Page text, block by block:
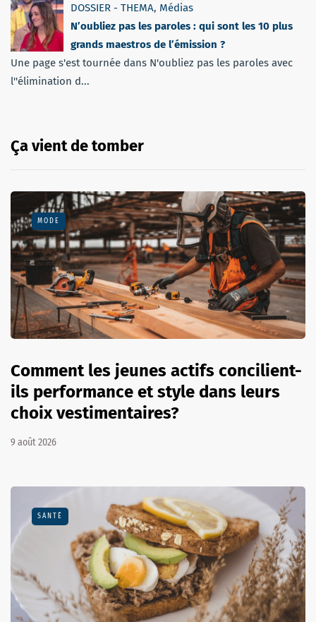
DOSSIER - THEMA, Médias
N’oubliez pas les paroles : qui sont les 10 plus
grands maestros de l’émission ?
Une page s'est tournée dans N'oubliez pas les paroles avec
l''élimination d...
Ça vient de tomber
MODE
Comment les jeunes actifs concilient-
ils performance et style dans leurs
choix vestimentaires?
9 août 2026
SANTÉ